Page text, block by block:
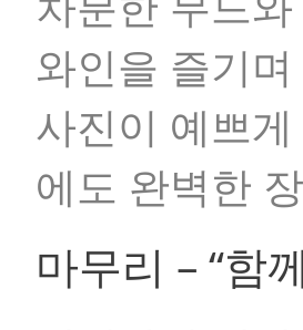
와인을 즐기
사진이 예쁘
에도 완벽한
마무리 – “함